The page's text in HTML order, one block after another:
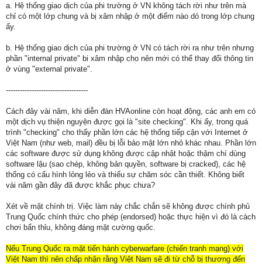
a. Hệ thống giao dịch của phi trường ở VN không tách rời như trên mà
chỉ có một lớp chung và bị xâm nhập ở một điểm nào dó trong lớp chung
ấy.
b. Hệ thống giao dịch của phi trường ở VN có tách rời ra như trên nhưng
phần "internal private" bi xâm nhập cho nên mới có thể thay đổi thông tin
ở vùng "external private".
-----------------------------------
Cách đây vài năm, khi diễn đàn HVAonline còn hoạt động, các anh em có
một dịch vụ thiện nguyện được gọi là "site checking". Khi ấy, trong quá
trình "checking" cho thấy phần lớn các hệ thống tiếp cận với Internet ở
Việt Nam (như web, mail) đều bị lỗi bảo mật lớn nhỏ khác nhau. Phần lớn
các software được sử dụng không được cập nhật hoặc thậm chí dùng
software lậu (sao chép, không bản quyền, software bị cracked), các hệ
thống có cấu hình lỏng lẻo và thiếu sự chăm sóc cần thiết. Không biết
vài năm gần đây đã được khắc phục chưa?
Xét về mặt chính trị. Việc làm này chắc chắn sẽ không được chính phủ
Trung Quốc chính thức cho phép (endorsed) hoặc thực hiện vì đó là cách
chơi bẩn thỉu, không đáng mặt cường quốc.
Nếu Trung Quốc ra mặt tiến hành cyberwarfare (chiến tranh mạng) với
Việt Nam thì nên chấp nhận rằng Việt Nam sẽ đi từ chỗ bị thương đến